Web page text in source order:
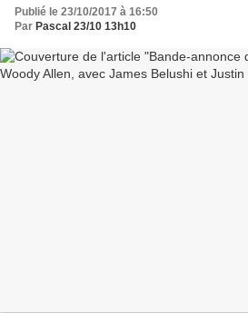
Publié le 23/10/2017 à 16:50
Par Pascal 23/10 13h10